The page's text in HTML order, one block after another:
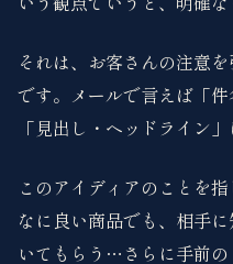
それは、お客さんの注意
です。メールで言えば「
「見出し・ヘッドライン」
このアイディアのことを
なに良い商品でも、相手
いてもらう…さらに手前の